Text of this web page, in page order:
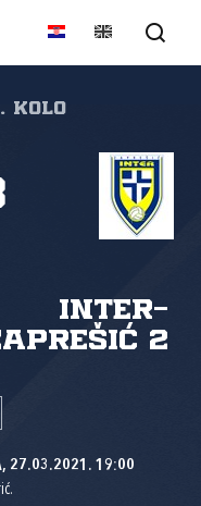
kolo
Inter-
2
27.03.2021. 19:00